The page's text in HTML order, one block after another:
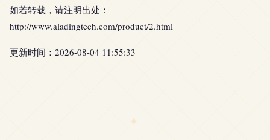
如若转载，请注明出处：
http://www.aladingtech.com/product/2.html
更新时间：2026-08-04 11:55:33